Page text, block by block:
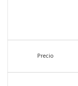
Precio